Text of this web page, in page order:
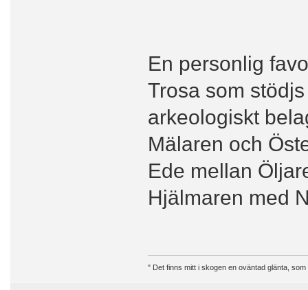
En personlig
Trosa som
arkeologiskt
Mälaren och
Ede mellan
Hjälmaren med
" Det finns mitt i skogen en oväntad glänta,